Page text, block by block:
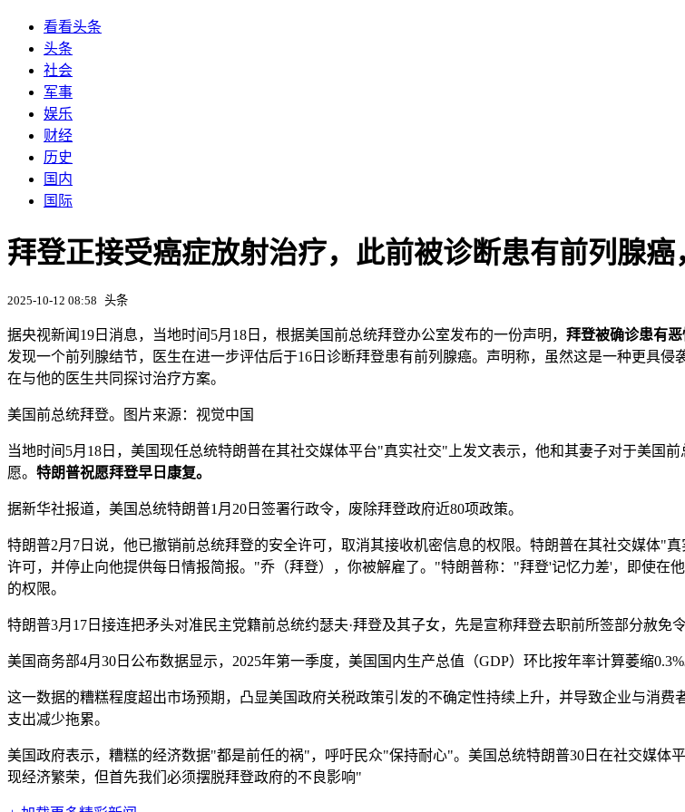
看看头条
头条
社会
军事
娱乐
财经
历史
国内
国际
拜登正接受癌症放射治疗，此前被诊断患有前列腺
2025-10-12 08:58 头条
据央视新闻19日消息，当地时间5月18日，根据美国前总统拜登办公室发布的一份声明， 拜登被确诊患有恶
发现一个前列腺结节，医生在进一步评估后于16日诊断拜登患有前列腺癌。声明称，虽然这是一种更具
在与他的医生共同探讨治疗方案。
美国前总统拜登。图片来源：视觉中国
当地时间5月18日，美国现任总统特朗普在其社交媒体平台"真实社交"上发文表示，他和其妻子对于美国
愿。 特朗普祝愿拜登早日康复。
据新华社报道，美国总统特朗普1月20日签署行政令，废除拜登政府近80项政策。
特朗普2月7日说，他已撤销前总统拜登的安全许可，取消其接收机密信息的权限。特朗普在其社交媒体"
许可，并停止向他提供每日情报简报。"乔（拜登），你被解雇了。"特朗普称："拜登'记忆力差'，即使
的权限。
特朗普3月17日接连把矛头对准民主党籍前总统约瑟夫·拜登及其子女，先是宣称拜登去职前所签部分赦免
美国商务部4月30日公布数据显示，2025年第一季度，美国国内生产总值（GDP）环比按年率计算萎缩
这一数据的糟糕程度超出市场预期，凸显美国政府关税政策引发的不确定性持续上升，并导致企业与消
支出减少拖累。
美国政府表示，糟糕的经济数据"都是前任的祸"，呼吁民众"保持耐心"。美国总统特朗普30日在社交媒
现经济繁荣，但首先我们必须摆脱拜登政府的不良影响"